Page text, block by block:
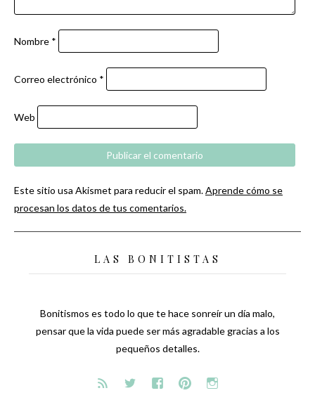
Nombre *
Correo electrónico *
Web
Este sitio usa Akismet para reducir el spam.Aprende cómo se
procesan los datos de tus comentarios.
LAS BONITISTAS
Bonitismos es todo lo que te hace sonreír un día malo,
pensar que la vida puede ser más agradable gracias a los
pequeños detalles.